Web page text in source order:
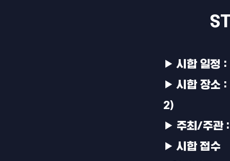
▶ 시합 일정
▶ 시합 장소 :
2)
▶ 주최/주관 :
▶ 시합 접수